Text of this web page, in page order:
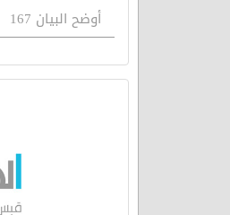
أوضح البيان 167